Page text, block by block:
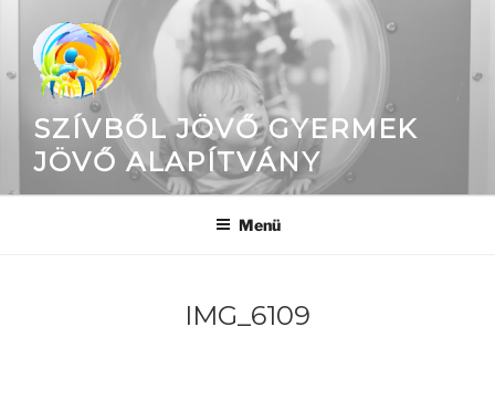
SZÍVBŐL JÖVŐ GYERMEK
JÖVŐ ALAPÍTVÁNY
Menü
IMG_6109